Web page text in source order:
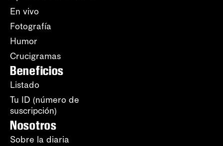
En vivo
Fotografía
Humor
Crucigramas
Beneficios
Listado
Tu ID (número de
suscripción)
Nosotros
Sobre la diaria